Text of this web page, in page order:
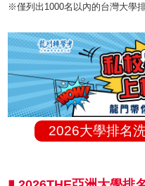
※僅列出1000名以內的台灣大學
2026大學排名